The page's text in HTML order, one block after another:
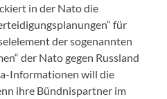
in der Nato die
für
der sogenannten
der Nato gegen Russland
Informationen will die
ihre Bündnispartner im